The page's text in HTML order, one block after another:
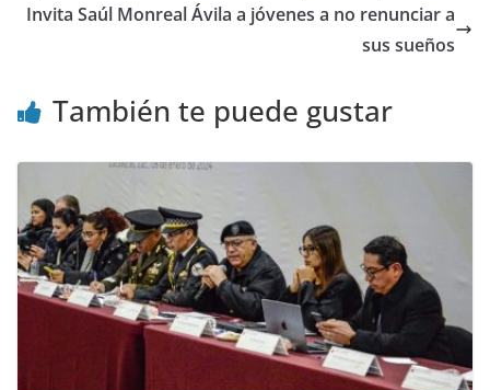
Invita Saúl Monreal Ávila a jóvenes a no renunciar a
sus sueños
También te puede gustar